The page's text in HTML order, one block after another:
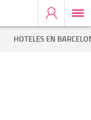
HOTELES EN